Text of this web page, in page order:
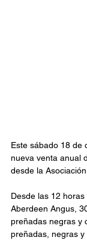
Este sábado 18 de
nueva venta anual
desde la
Desde las 12
Aberdeen Angus,
preñadas negras y
preñadas, negras y